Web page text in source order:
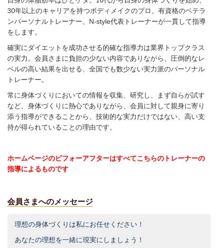
30年以上のキャリアを持つボディメイクのプロ。有資格のベテラ
ンパーソナルトレーナー、N-style代表トレーナーが一貫して指導
をします。
確実にダイエットを成功させる的確な指導力は業界トップクラス
の実力。会員さまに負担の少ない内容でありながら、圧倒的なレ
ベルの高い結果を出せる、全国でも数少ない実力派のパーソナル
トレーナー。
常に身体づくりにおいての情報を収集、研究し、まず自らが試す
など、身体づくりに熱心でありながら、会員に対して親身に寄り
添う指導ができることから、技術的な実力だけではない、高い支
持が得られていることの理由です。
ホームページのビフォーアフターはすべてこちらのトレーナーの
指導によるものです
会員さまへのメッセージ
理想の身体づくりは私にお任せください！
あなたの理想を一緒に現実にしましょう！